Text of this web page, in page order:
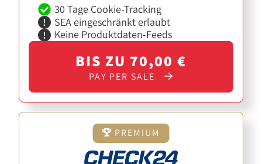
30 Tage Cookie-Tracking
SEA eingeschränkt erlaubt
Keine Produktdaten-Feeds
BIS ZU 70,00 €
PAY PER SALE
PREMIUM